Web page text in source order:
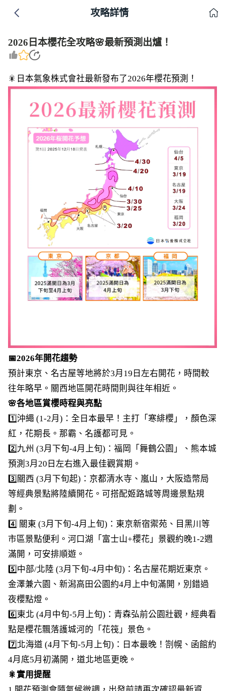
攻略詳情
2026日本櫻花全攻略🌸最新預測出爐！
🎇日本氣象株式會社最新發布了2026年櫻花預測！
📅2026年開花趨勢
預計東京、名古屋等地將於3月19日左右開花，時間較
往年略早。關西地區開花時間則與往年相近。
🌸各地區賞櫻時程與亮點
1️⃣沖繩 (1-2月)：全日本最早！主打「寒緋櫻」，顏色深
紅，花期長。那霸、名護都可見。
2️⃣九州 (3月下旬-4月上旬)：福岡「舞鶴公園」、熊本城
預測3月20日左右進入最佳觀賞期。
3️⃣關西 (3月下旬起)：京都清水寺、嵐山，大阪造幣局
等經典景點將陸續開花。可搭配姬路城等周邊景點規
劃。
4️⃣ 關東 (3月下旬-4月上旬)：東京新宿禦苑、目黑川等
市區景點便利。河口湖「富士山+櫻花」景觀約晚1-2週
滿開，可安排順遊。
5️⃣中部/北陸 (3月下旬-4月中旬)：名古屋花期近東京。
金澤兼六園、新潟高田公園約4月上中旬滿開，別錯過
夜櫻點燈。
6️⃣東北 (4月中旬-5月上旬)：青森弘前公園壯觀，經典看
點是櫻花飄落護城河的「花筏」景色。
7️⃣北海道 (4月下旬-5月上旬)：日本最晚！劄幌、函館約
4月底5月初滿開，道北地區更晚。
🎇實用提醒